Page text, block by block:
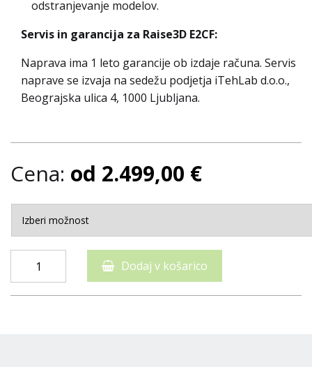
odstranjevanje modelov.
Servis in garancija za Raise3D E2CF:
Naprava ima 1 leto garancije ob izdaje računa. Servis
naprave se izvaja na sedežu podjetja iTehLab d.o.o.,
Beograjska ulica 4, 1000 Ljubljana.
Cena: od 2.499,00 €
Dodaj v košarico